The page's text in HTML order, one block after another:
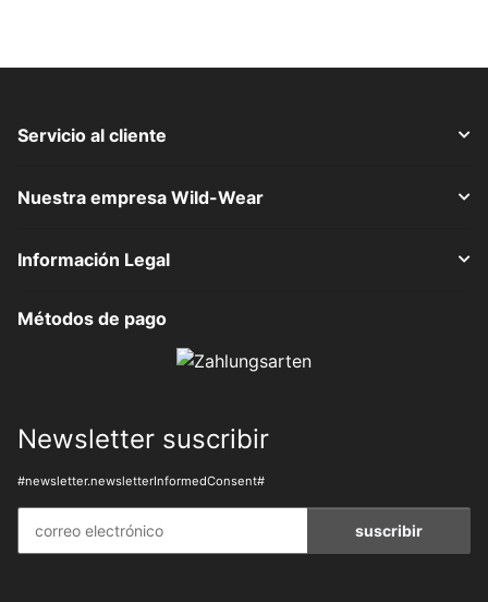
Servicio al cliente
Nuestra empresa Wild-Wear
Información Legal
Métodos de pago
Newsletter suscribir
#newsletter.newsletterInformedConsent#
suscribir